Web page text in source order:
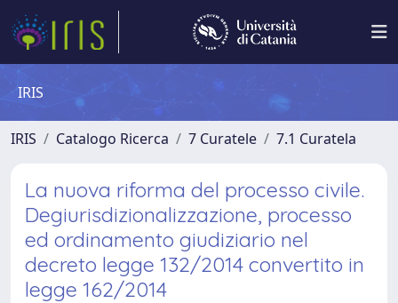
IRIS
IRIS Catalogo Ricerca 7 Curatele 7.1 Curatela
La nuova riforma del processo civile.
Degiurisdizionalizzazione, processo
ed ordinamento giudiziario nel
decreto legge 132/2014 convertito in
legge 162/2014